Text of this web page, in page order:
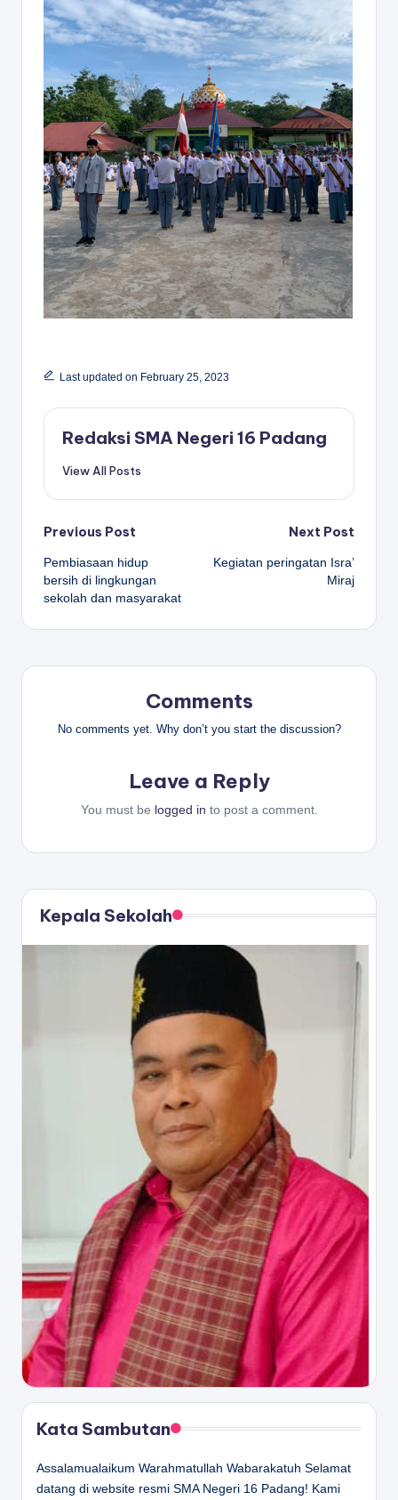
Last updated on February 25, 2023
Redaksi SMA Negeri 16 Padang
View All Posts
Post
navigation
Previous Post
Pembiasaan hidup
bersih di lingkungan
sekolah dan masyarakat
Next Post
Kegiatan peringatan Isra’
Miraj
Comments
No comments yet. Why don’t you start the discussion?
Leave a Reply
You must be logged in to post a comment.
Kepala Sekolah
Kata Sambutan
Assalamualaikum Warahmatullah Wabarakatuh Selamat
datang di website resmi SMA Negeri 16 Padang! Kami